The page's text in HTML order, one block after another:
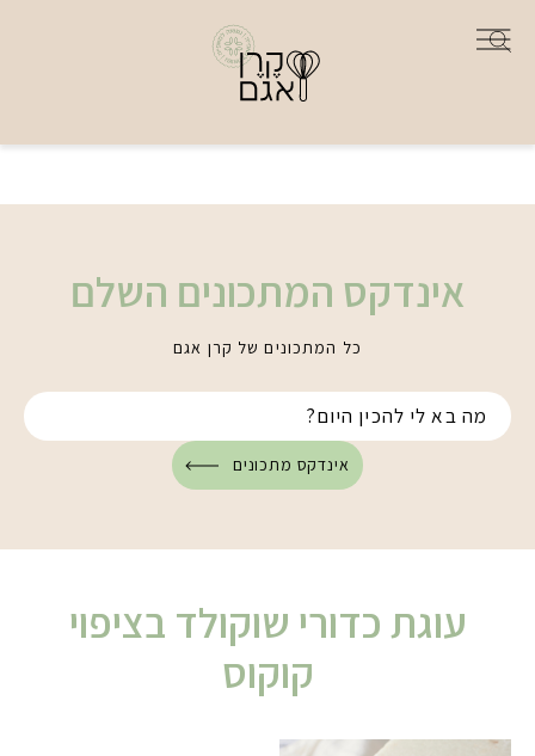
אינדקס המתכונים השלם
כל המתכונים של קרן אגם
אינדקס מתכונים
עוגת כדורי שוקולד בציפוי
קוקוס